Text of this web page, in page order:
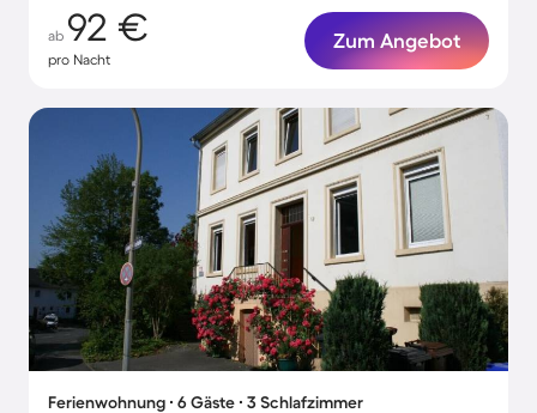
ab 92 €
pro Nacht
Zum Angebot
Ferienwohnung ∙ 6 Gäste ∙ 3 Schlafzimmer